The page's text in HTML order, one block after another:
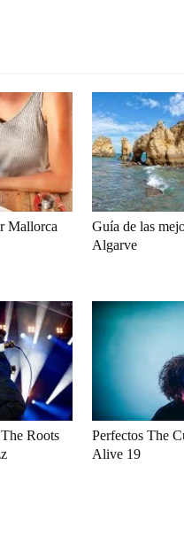
Mallorca
Guía de las
Algarve
Roots
Perfectos The
Alive 19